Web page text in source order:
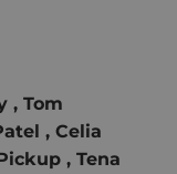
, Tom
, Celia
, Tena